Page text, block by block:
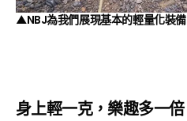
▲NBJ為我們展現基本的輕量化裝備
身上輕一克，樂趣多一倍